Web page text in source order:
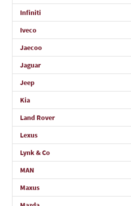
Infiniti
Iveco
Jaecoo
Jaguar
Jeep
Kia
Land Rover
Lexus
Lynk & Co
MAN
Maxus